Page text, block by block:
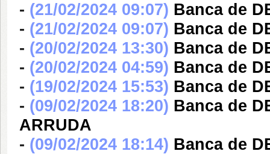
- (21/02/2024 09:07) Banca de
- (21/02/2024 09:07) Banca de
- (20/02/2024 13:30) Banca de
- (20/02/2024 04:59) Banca de
- (19/02/2024 15:53) Banca de
- (09/02/2024 18:20) Banca de
ARRUDA
- (09/02/2024 18:14) Banca de